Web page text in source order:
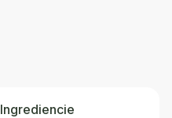
Ingrediencie